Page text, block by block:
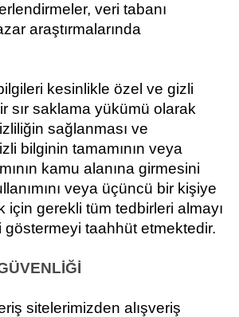
veri tabanı
araştırmalarında
kesinlikle özel ve gizli
sır saklama yükümü olarak
sağlanması ve
bilginin tamamının veya
kamu alanına girmesini
veya üçüncü bir kişiye
için gerekli tüm tedbirleri almayı
taahhüt etmektedir.
sitelerimizden alışveriş